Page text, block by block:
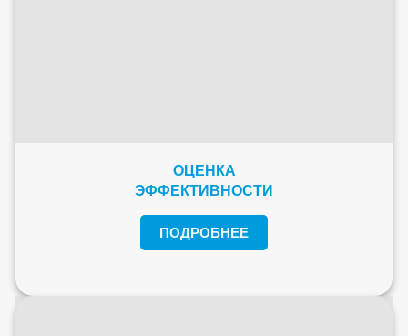
ОЦЕНКА
ЭФФЕКТИВНОСТИ
ПОДРОБНЕЕ